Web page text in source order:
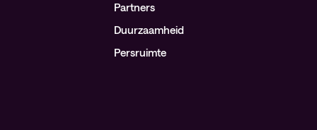
Partners
Duurzaamheid
Persruimte